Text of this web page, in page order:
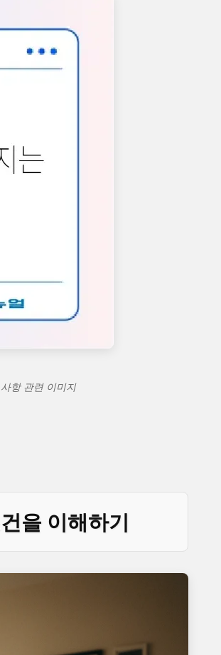
항 관련 이미지
을 이해하기